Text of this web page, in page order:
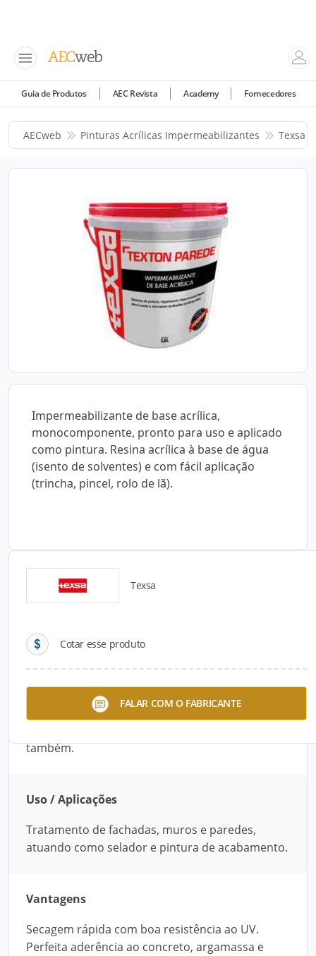
Guia de Produtos AEC Revista Academy Fornecedores
AECweb Pinturas Acrílicas Impermeabilizantes Texsa
Impermeabilizante de base acrílica,
monocomponente, pronto para uso e aplicado
como pintura. Resina acrílica à base de água
(isento de solventes) e com fácil aplicação
(trincha, pincel, rolo de lã).
Texsa
Cotar esse produto
FALAR COM O FABRICANTE
Detalhes do produto
Descrição do Produto
Impermeabilizante de base acrílica, direcionado
ao tratamento de fachadas, muros e paredes,
também.
Uso / Aplicações
Tratamento de fachadas, muros e paredes,
atuando como selador e pintura de acabamento.
Vantagens
Secagem rápida com boa resistência ao UV.
Perfeita aderência ao concreto, argamassa e